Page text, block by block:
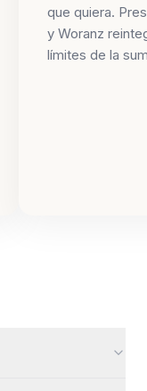
que quiera.
y Woranz
límites de la